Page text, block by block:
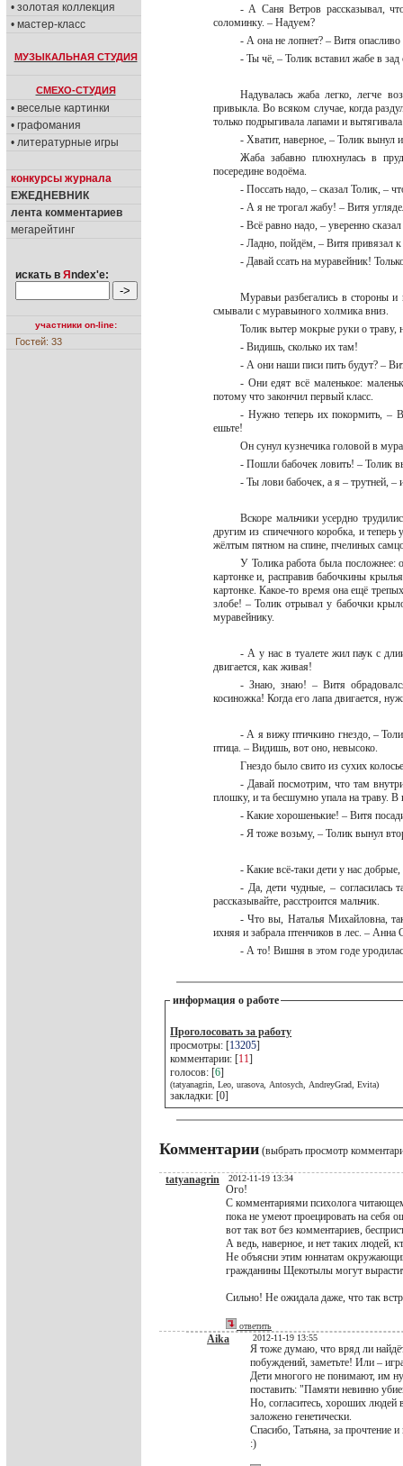
• золотая коллекция
• мастер-класс
МУЗЫКАЛЬНАЯ СТУДИЯ
СМЕХО-СТУДИЯ
• веселые картинки
• графомания
• литературные игры
конкурсы журнала
ЕЖЕДНЕВНИК
лента комментариев
мегарейтинг
искать в Я ndex'е:
участники on-line:
Гостей: 33
- А Саня Ветров рассказывал,
соломинку. – Надуем?
- А она не лопнет? – Витя
- Ты чё, – Толик вставил жабе в
Надувалась жаба легко, легче
привыкла. Во всяком случае, когда
только подрыгивала лапами и
- Хватит, наверное, – Толик
Жаба забавно плюхнулась в
посередине водоёма.
- Поссать надо, – сказал Толик, –
- А я не трогал жабу! – Витя
- Всё равно надо, – уверенно
- Ладно, пойдём, – Витя привязал
- Давай ссать на муравейник!
Муравьи разбегались в стороны
смывали с муравьиного холмика вниз.
Толик вытер мокрые руки о траву,
- Видишь, сколько их там!
- А они наши писи пить будут? –
- Они едят всё маленькое:
потому что закончил первый класс.
- Нужно теперь их покормить, –
ешьте!
Он сунул кузнечика головой в
- Пошли бабочек ловить! – Толик
- Ты лови бабочек, а я – трутней,
Вскоре мальчики усердно
другим из спичечного коробка, и
жёлтым пятном на спине, пчелиных
У Толика работа была посложнее:
картонке и, расправив бабочкины
картонке. Какое-то время она ещё
злобе! – Толик отрывал у бабочки
муравейнику.
- А у нас в туалете жил паук с
двигается, как живая!
- Знаю, знаю! – Витя
косиножка! Когда его лапа двигается,
- А я вижу птичкино гнездо, –
птица. – Видишь, вот оно, невысоко.
Гнездо было свито из сухих
- Давай посмотрим, что там
плошку, и та бесшумно упала на траву. В
- Какие хорошенькие! – Витя
- Я тоже возьму, – Толик вынул
- Какие всё-таки дети у нас
- Да, дети чудные, – согласилась
рассказывайте, расстроится мальчик.
- Что вы, Наталья Михайловна,
ихняя и забрала птенчиков в лес. – Анна
- А то! Вишня в этом годе
информация о работе
Проголосовать за работу
просмотры: [13205]
комментарии: [11]
голосов: [6]
(tatyanagrin, Leo, urasova, Antosych, AndreyGrad, Evita)
закладки: [0]
Комментарии (выбрать просмотр
tatyanagrin 2012-11-19 13:34
Ого!
С комментариями психолога
пока не умеют проецировать на себя
вот так вот без комментариев,
А ведь, наверное, и нет таких людей,
Не объясни этим юннатам
гражданины Щекотылы могут
Сильно! Не ожидала даже, что так
ответить
Aika 2012-11-19 13:55
Я тоже думаю, что вряд ли
побуждений, заметьте! Или –
Дети многого не понимают, им
поставить: "Памяти невинно
Но, согласитесь, хороших людей
заложено генетически.
Спасибо, Татьяна, за прочтение
:)